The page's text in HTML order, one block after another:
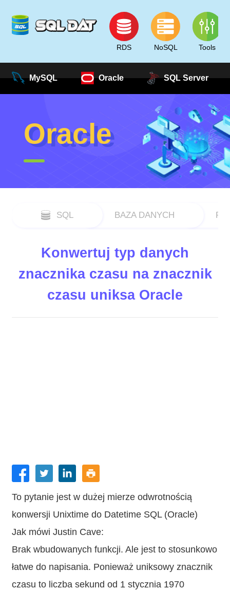
RDS NoSQL Tools
MySQL Oracle SQL Server
Oracle
SQL BAZA DANYCH
Konwertuj typ danych
znacznika czasu na znacznik
czasu uniksa Oracle
To pytanie jest w dużej mierze odwrotnością
konwersji Unixtime do Datetime SQL (Oracle)
Jak mówi Justin Cave:
Brak wbudowanych funkcji. Ale jest to stosunkowo
łatwe do napisania. Ponieważ uniksowy znacznik
czasu to liczba sekund od 1 stycznia 1970